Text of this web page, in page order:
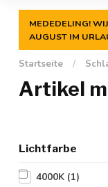
MEDEDELING!
AUGUST IM
Startseite /
Artikel
Lichtfarbe
4000K (1)